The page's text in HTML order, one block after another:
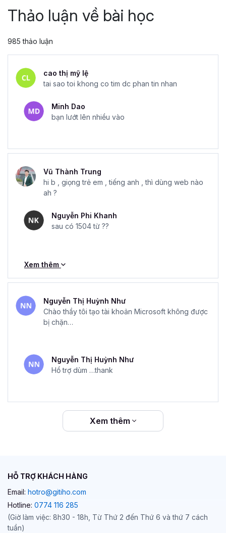
Thảo luận về bài học
985 thảo luận
cao thị mỹ lệ
tai sao toi khong co tim dc phan tin nhan
Minh Dao
bạn lướt lên nhiều vào
Vũ Thành Trung
hi b , giọng trẻ em , tiếng anh , thì dùng web nào
ah ?
Nguyễn Phi Khanh
sau có 1504 từ ??
Xem thêm
Nguyễn Thị Huỳnh Như
Chào thầy tôi tạo tài khoản Microsoft không được
bị chặn…
Nguyễn Thị Huỳnh Như
Hổ trợ dùm …thank
Xem thêm
HỖ TRỢ KHÁCH HÀNG
Email: hotro@gitiho.com
Hotline: 0774 116 285
(Giờ làm việc: 8h30 - 18h, Từ Thứ 2 đến Thứ 6 và thứ 7 cách
tuần)